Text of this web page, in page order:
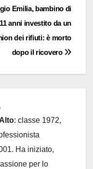
Emilia, bambino di
11 anni investito da un
dei rifiuti: è morto
dopo il ricovero
: classe 1972,
Ha iniziato,
per lo